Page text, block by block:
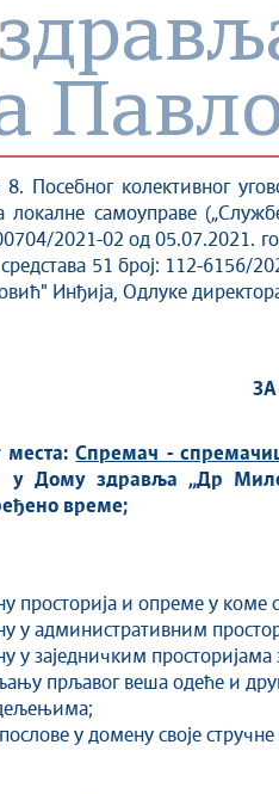
Посебног колективног
локалне самоуправе
2021-02 од 05.07.2021.
средстава 51 број: 112-
Инђија, Одлуке
места:Спремач -
у Дому здравља „Др
време;
просторија и опреме у коме
у административним
у заједничким просторијама
прљавог веша одеће и
у домену своје